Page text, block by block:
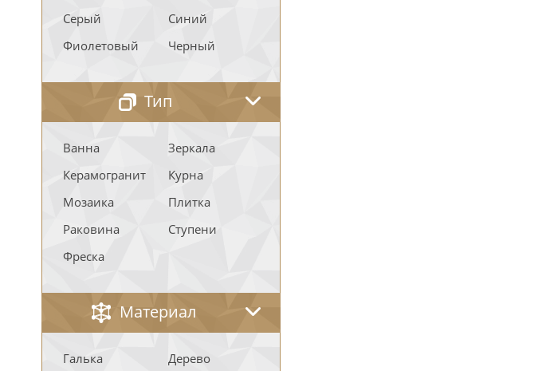
Серый
Синий
Фиолетовый
Черный
Тип
Ванна
Зеркала
Керамогранит
Курна
Мозаика
Плитка
Раковина
Ступени
Фреска
Материал
Галька
Дерево